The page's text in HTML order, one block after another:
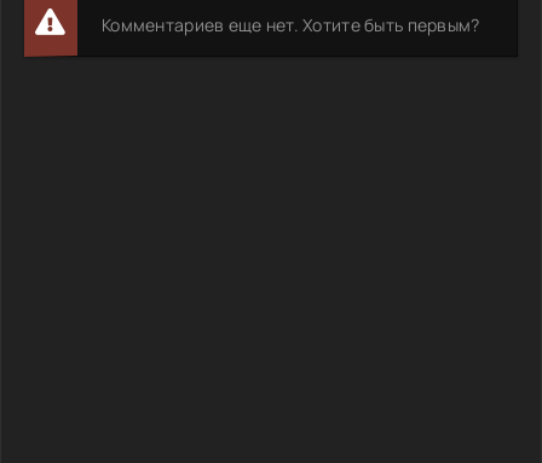
Комментариев еще нет. Хотите быть первым?